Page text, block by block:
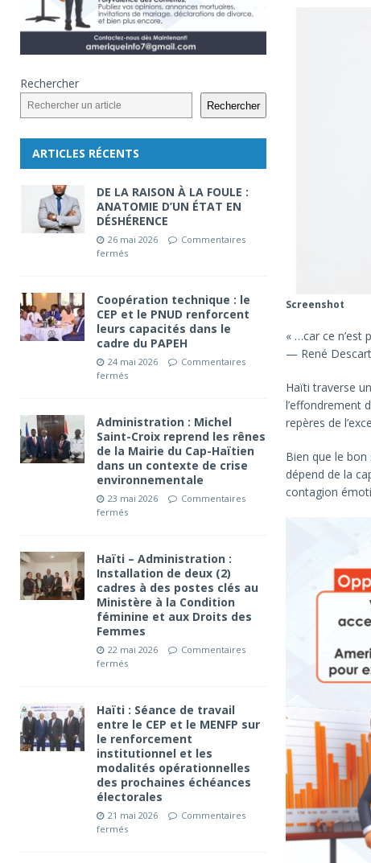
Screenshot
« …car ce n’est
— René
Haïti traverse
l’effondrement
repères de
Bien que le
dépend de la
contagion
Rechercher
Rechercher
ARTICLES RÉCENTS
DE LA RAISON À LA FOULE :
ANATOMIE D’UN ÉTAT EN
DÉSHÉRENCE
26 mai 2026
Commentaires
fermés
Coopération technique : le
CEP et le PNUD renforcent
leurs capacités dans le
cadre du PAPEH
24 mai 2026
Commentaires
fermés
Administration : Michel
Saint-Croix reprend les rênes
de la Mairie du Cap-Haïtien
dans un contexte de crise
environnementale
23 mai 2026
Commentaires
fermés
Haïti – Administration :
Installation de deux (2)
cadres à des postes clés au
Ministère à la Condition
féminine et aux Droits des
Femmes
22 mai 2026
Commentaires
fermés
Haïti : Séance de travail
entre le CEP et le MENFP sur
le renforcement
institutionnel et les
modalités opérationnelles
des prochaines échéances
électorales
21 mai 2026
Commentaires
fermés